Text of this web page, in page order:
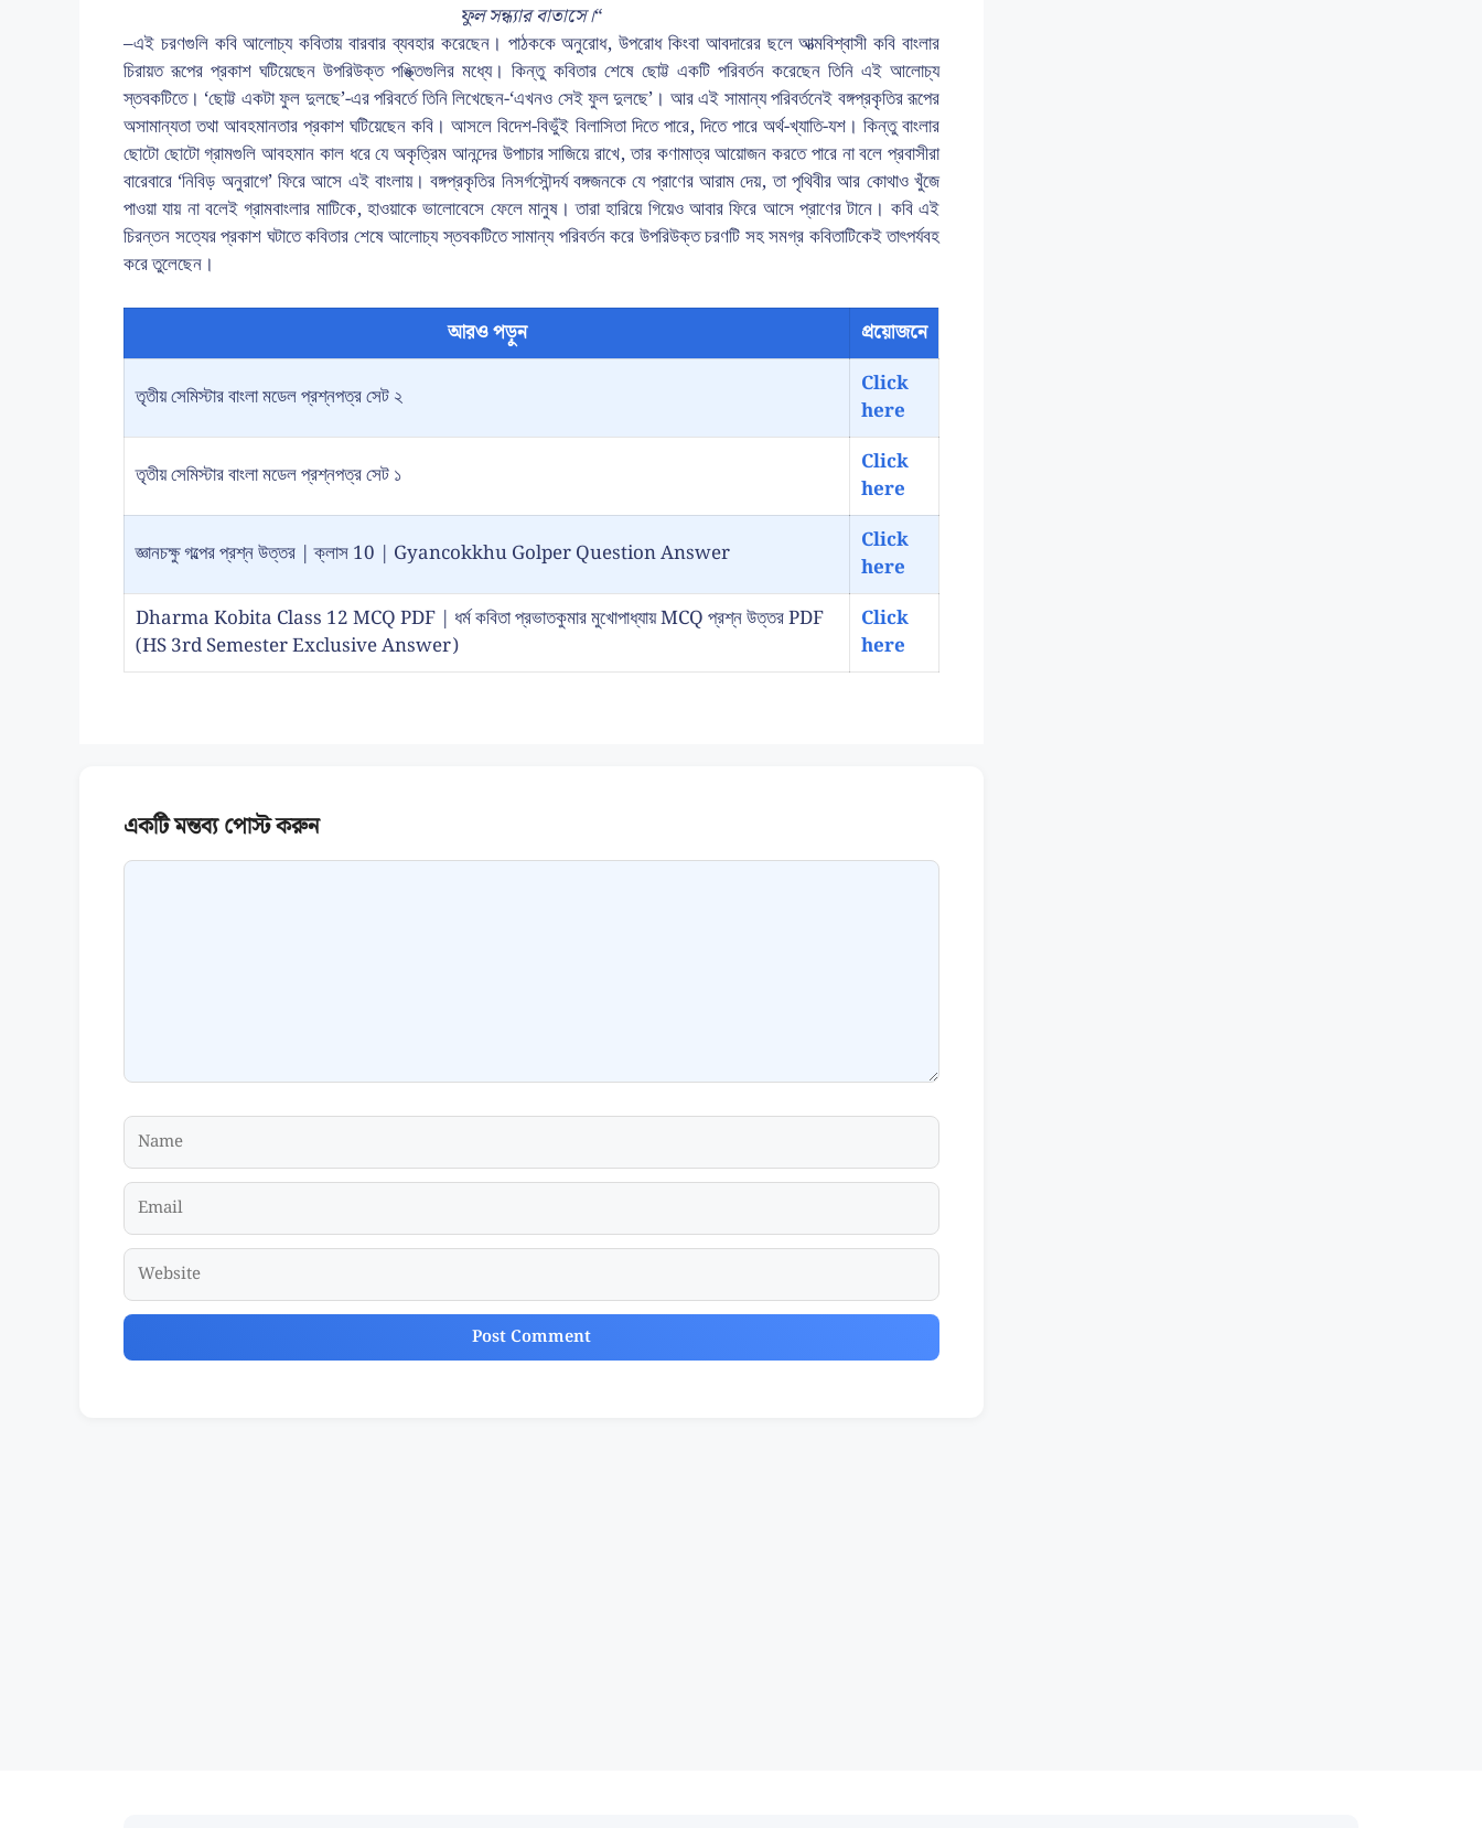
ফুল সন্ধ্যার বাতাসে।“
–এই চরণগুলি কবি আলোচ্য কবিতায় বারবার ব্যবহার করেছেন। পাঠককে অনুরোধ, উপরোধ কিংবা আবদারের ছলে আত্মবিশ্বাসী কবি বাংলার
চিরায়ত রূপের প্রকাশ ঘটিয়েছেন উপরিউক্ত পঙ্ক্তিগুলির মধ্যে। কিন্তু কবিতার শেষে ছোট্ট একটি পরিবর্তন করেছেন তিনি এই আলোচ্য
স্তবকটিতে। ‘ছোট্ট একটা ফুল দুলছে’-এর পরিবর্তে তিনি লিখেছেন-‘এখনও সেই ফুল দুলছে’। আর এই সামান্য পরিবর্তনেই বঙ্গপ্রকৃতির রূপের
অসামান্যতা তথা আবহমানতার প্রকাশ ঘটিয়েছেন কবি। আসলে বিদেশ-বিভুঁই বিলাসিতা দিতে পারে, দিতে পারে অর্থ-খ্যাতি-যশ। কিন্তু বাংলার
ছোটো ছোটো গ্রামগুলি আবহমান কাল ধরে যে অকৃত্রিম আনন্দের উপাচার সাজিয়ে রাখে, তার কণামাত্র আয়োজন করতে পারে না বলে প্রবাসীরা
বারেবারে ‘নিবিড় অনুরাগে’ ফিরে আসে এই বাংলায়। বঙ্গপ্রকৃতির নিসর্গসৌন্দর্য বঙ্গজনকে যে প্রাণের আরাম দেয়, তা পৃথিবীর আর কোথাও খুঁজে
পাওয়া যায় না বলেই গ্রামবাংলার মাটিকে, হাওয়াকে ভালোবেসে ফেলে মানুষ। তারা হারিয়ে গিয়েও আবার ফিরে আসে প্রাণের টানে। কবি এই
চিরন্তন সত্যের প্রকাশ ঘটাতে কবিতার শেষে আলোচ্য স্তবকটিতে সামান্য পরিবর্তন করে উপরিউক্ত চরণটি সহ সমগ্র কবিতাটিকেই তাৎপর্যবহ
করে তুলেছেন।
আরও পড়ুন প্রয়োজনে
তৃতীয় সেমিস্টার বাংলা মডেল প্রশ্নপত্র সেট ২
Click
here
তৃতীয় সেমিস্টার বাংলা মডেল প্রশ্নপত্র সেট ১
Click
here
জ্ঞানচক্ষু গল্পের প্রশ্ন উত্তর | ক্লাস 10 | Gyancokkhu Golper Question Answer
Click
here
Dharma Kobita Class 12 MCQ PDF | ধর্ম কবিতা প্রভাতকুমার মুখোপাধ্যায় MCQ প্রশ্ন উত্তর PDF
(HS 3rd Semester Exclusive Answer)
Click
here
Comment
Name
Email
Website